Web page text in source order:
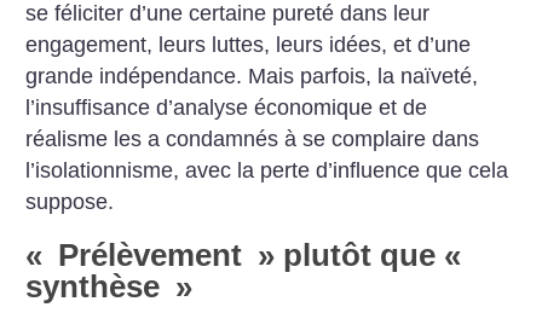
se féliciter d’une certaine pureté dans leur
engagement, leurs luttes, leurs idées, et d’une
grande indépendance. Mais parfois, la naïveté,
l’insuffisance d’analyse économique et de
réalisme les a condamnés à se complaire dans
l’isolationnisme, avec la perte d’influence que cela
suppose.
« Prélèvement » plutôt que «
synthèse »